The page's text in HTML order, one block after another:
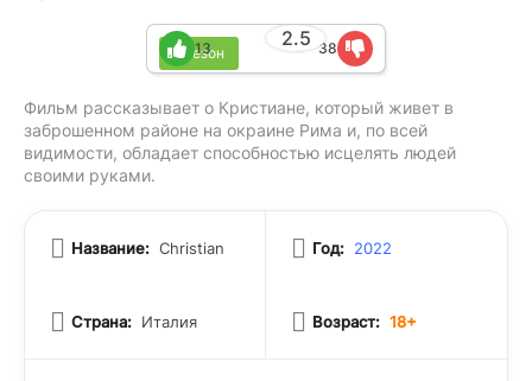
1 сезон
2.5
13 38
Фильм рассказывает о Кристиане, который живет в
заброшенном районе на окраине Рима и, по всей
видимости, обладает способностью исцелять людей
своими руками.
Название: Christian
Страна: Италия
Год: 2022
Возраст: 18+